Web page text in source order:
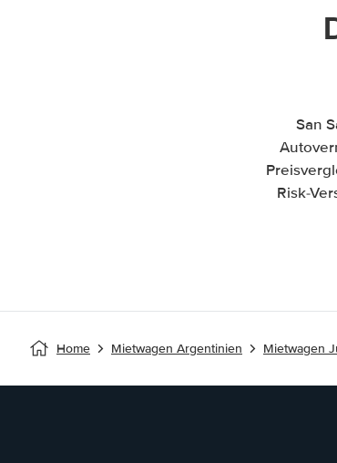
San
Risk-
Home Mietwagen Argentinien Mietwagen